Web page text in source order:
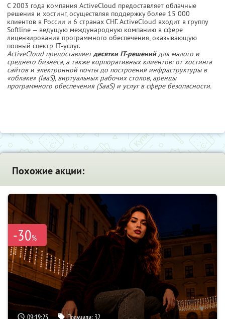
С 2003 года компания ActiveCloud предоставляет облачные
решения и хостинг, осуществляя поддержку более 15 000
клиентов в России и 6 странах СНГ. ActiveCloud входит в группу
Softline — ведущую международную компанию в сфере
лицензирования программного обеспечения, оказывающую
полный спектр IT-услуг.
ActiveCloud предоставляетдесятки IT-решенийдля малого и
среднего бизнеса, а также корпоративных клиентов: от хостинга
сайтов и электронной почты до построения инфраструктуры в
«облаке» (IaaS), виртуальных рабочих столов, аренды
программного обеспечения (SaaS) и услуг в сфере безопасности.
Похожие акции:
-30%
09:19:24 Получили: 32